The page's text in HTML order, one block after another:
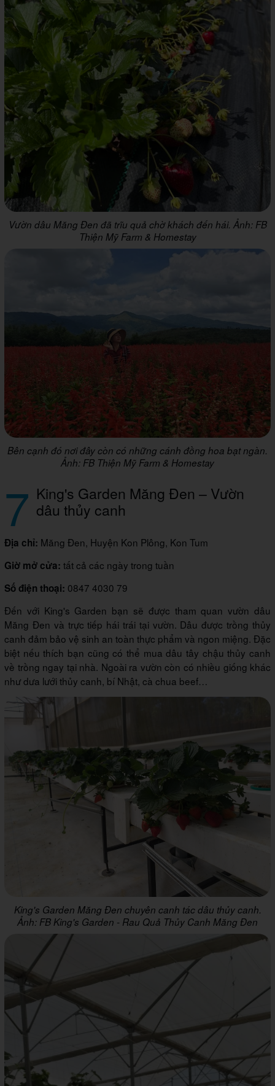
Vườn dâu Măng Đen đã trĩu quả chờ khách đến hái. Ảnh: FB
Thiện Mỹ Farm & Homestay
Bên cạnh đó nơi đây còn có những cánh đồng hoa bạt ngàn.
Ảnh: FB Thiện Mỹ Farm & Homestay
7 King's Garden Măng Đen – Vườn
dâu thủy canh
Địa chỉ: Măng Đen, Huyện Kon Plông, Kon Tum
Giờ mở cửa: tất cả các ngày trong tuần
Số điện thoại: 0847 4030 79
Đến với King's Garden bạn sẽ được tham quan vườn dâu
Măng Đen và trực tiếp hái trái tại vườn. Dâu được trồng thủy
canh đảm bảo vệ sinh an toàn thực phẩm và ngon miệng. Đặc
biệt nếu thích bạn cũng có thể mua dâu tây chậu thủy canh
về trồng ngay tại nhà. Ngoài ra vườn còn có nhiều giống khác
như dưa lưới thủy canh, bí Nhật, cà chua beef…
King's Garden Măng Đen chuyên canh tác dâu thủy canh.
Ảnh: FB King's Garden - Rau Quả Thủy Canh Măng Đen